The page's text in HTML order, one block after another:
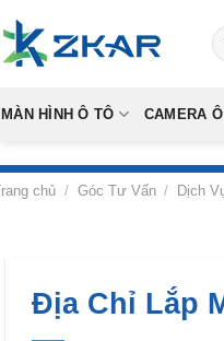
to
content
MÀN HÌNH Ô TÔ CAMERA
chủ / Góc Tư Vấn / Dịch
Địa Chỉ Lắp